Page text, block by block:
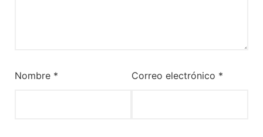
Nombre * Correo electrónico *